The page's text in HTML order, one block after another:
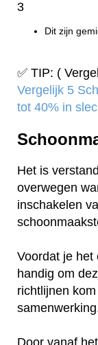
3
Dit zijn
✅ TIP: (
Vergelijk 5
tot 40% in
Het is
overwegen
inschakelen
Voordat je het
handig om
richtlijnen